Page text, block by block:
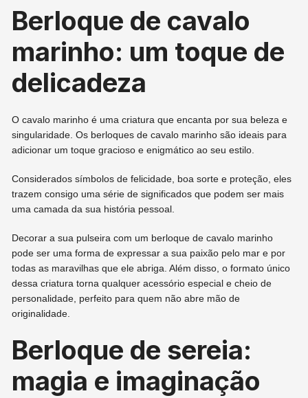
Berloque de cavalo
marinho: um toque de
delicadeza
O cavalo marinho é uma criatura que encanta por sua beleza e
singularidade. Os berloques de cavalo marinho são ideais para
adicionar um toque gracioso e enigmático ao seu estilo.
Considerados símbolos de felicidade, boa sorte e proteção, eles
trazem consigo uma série de significados que podem ser mais
uma camada da sua história pessoal.
Decorar a sua pulseira com um berloque de cavalo marinho
pode ser uma forma de expressar a sua paixão pelo mar e por
todas as maravilhas que ele abriga. Além disso, o formato único
dessa criatura torna qualquer acessório especial e cheio de
personalidade, perfeito para quem não abre mão de
originalidade.
Berloque de sereia:
magia e imaginação